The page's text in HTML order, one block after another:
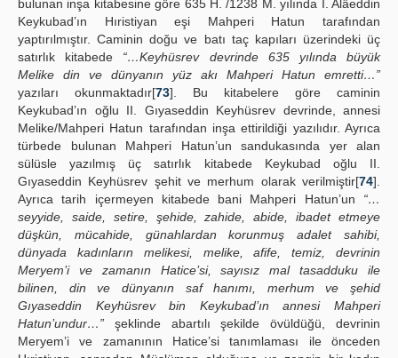
bulunan inşa kitabesine göre 635 H. /1238 M. yılında I. Alâeddin
Keykubad’ın Hıristiyan eşi Mahperi Hatun tarafından
yaptırılmıştır. Caminin doğu ve batı taç kapıları üzerindeki üç
satırlık kitabede “…Keyhüsrev devrinde 635 yılında büyük
Melike din ve dünyanın yüz akı Mahperi Hatun emretti…”
yazıları okunmaktadır[73]. Bu kitabelere göre caminin
Keykubad’ın oğlu II. Gıyaseddin Keyhüsrev devrinde, annesi
Melike/Mahperi Hatun tarafından inşa ettirildiği yazılıdır. Ayrıca
türbede bulunan Mahperi Hatun’un sandukasında yer alan
sülüsle yazılmış üç satırlık kitabede Keykubad oğlu II.
Gıyaseddin Keyhüsrev şehit ve merhum olarak verilmiştir[74].
Ayrıca tarih içermeyen kitabede bani Mahperi Hatun’un “…
seyyide, saide, setire, şehide, zahide, abide, ibadet etmeye
düşkün, mücahide, günahlardan korunmuş adalet sahibi,
dünyada kadınların melikesi, melike, afife, temiz, devrinin
Meryem’i ve zamanın Hatice’si, sayısız mal tasadduku ile
bilinen, din ve dünyanın saf hanımı, merhum ve şehid
Gıyaseddin Keyhüsrev bin Keykubad’ın annesi Mahperi
Hatun’undur…” şeklinde abartılı şekilde övüldüğü, devrinin
Meryem’i ve zamanının Hatice’si tanımlaması ile önceden